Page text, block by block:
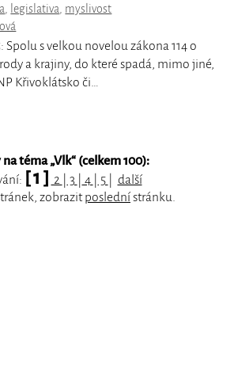
, legislativa, myslivost
: Spolu s velkou novelou zákona 114 o
a krajiny, do které spadá, mimo jiné,
Křivoklátsko či…
téma „Vlk“ (celkem 100):
[ 1 ] 2 3 4 5
další
zobrazitposlednístránku.